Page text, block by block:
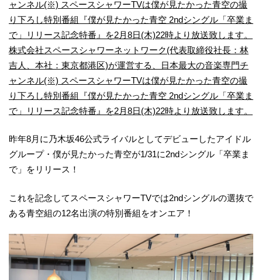
ャンネル(※) スペースシャワーTVは僕が見たかった青空の撮
り下ろし特別番組『僕が見たかった青空 2ndシングル「卒業ま
で」リリース記念特番』を2月8日(木)22時より放送致します。
株式会社スペースシャワーネットワーク(代表取締役社長：林
吉人、本社：東京都港区)が運営する、日本最大の音楽専門チ
ャンネル(※) スペースシャワーTVは僕が見たかった青空の撮
り下ろし特別番組『僕が見たかった青空 2ndシングル「卒業ま
で」リリース記念特番』を2月8日(木)22時より放送致します。
昨年8月に乃木坂46公式ライバルとしてデビューしたアイドル
グループ・僕が見たかった青空が1/31に2ndシングル「卒業ま
で」をリリース！
これを記念してスペースシャワーTVでは2ndシングルの選抜で
ある青空組の12名出演の特別番組をオンエア！